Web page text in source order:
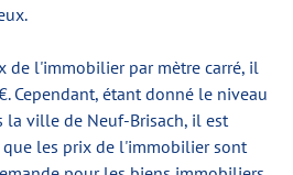
de l'immobilier par mètre carré, il
Cependant, étant donné le niveau
la ville de Neuf-Brisach, il est
les prix de l'immobilier sont